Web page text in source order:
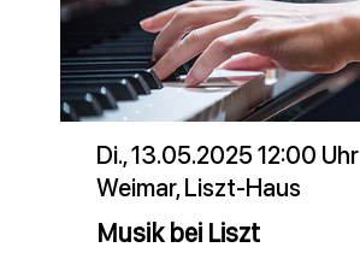
Di., 13.05.2025 12:00 Uhr
Weimar, Liszt-Haus
Musik bei Liszt